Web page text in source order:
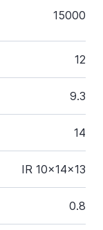
15000
12
9.3
14
IR 10x14x13
0.8